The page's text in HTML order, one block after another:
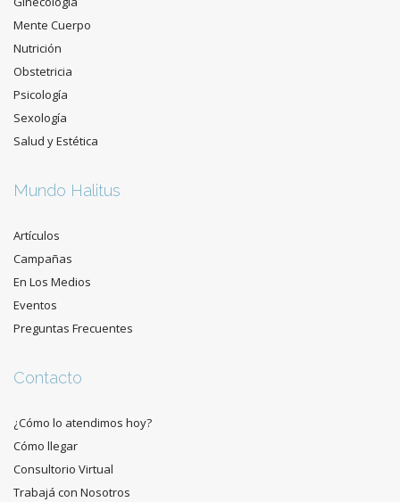
Mente Cuerpo
Nutrición
Obstetricia
Psicología
Sexología
Salud y Estética
Mundo Halitus
Artículos
Campañas
En Los Medios
Eventos
Preguntas Frecuentes
Contacto
¿Cómo lo atendimos hoy?
Cómo llegar
Consultorio Virtual
Trabajá con Nosotros